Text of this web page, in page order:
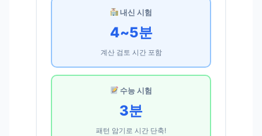
내신 시험
4~5분
계산 검토 시간 포함
수능 시험
3분
패턴 암기로 시간 단축!